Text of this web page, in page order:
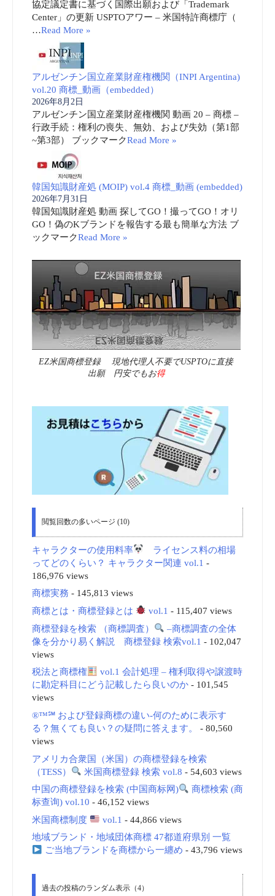
協定議定書に基づく国際出願および「Trademark
Center」の更新 USPTOアワー – 米国特許商標庁（
…Read More »
アルゼンチン国立産業財産権機関（INPI Argentina)
vol.20 商標_動画（embedded）
2026年8月2日
アルゼンチン国立産業財産権機関 動画 20 – 商標 –
行政手続：権利の喪失、無効、および失効（第1部
~第3部） ブックマークRead More »
韓国知識財産処 (MOIP) vol.4 商標_動画 (embedded)
2026年7月31日
韓国知識財産処 動画 探してGO！撮ってGO！オリ
GO！偽のKブランドを報告する最も簡単な方法 ブ
ックマークRead More »
EZ米国商標登録 現地代理人不要でUSPTOに直接
出願 円安でもお得
閲覧回数の多いページ (10)
キャラクターの使用料率
ライセンス料の相場
ってどのくらい？ キャラクター関連 vol.1 -
186,976 views
商標実務 - 145,813 views
商標とは・商標登録とは
vol.1 - 115,407 views
商標登録を検索 （商標調査）
–商標調査の全体
像を分かり易く解説 商標登録 検索vol.1 - 102,047
views
税法と商標権
vol.1 会計処理 – 権利取得や譲渡時
に勘定科目にどう記載したら良いのか- 101,545
views
®™℠ および登録商標の違い-何のために表示す
る？無くても良い？の疑問に答えます。
- 80,560
views
アメリカ合衆国（米国）の商標登録を検索
（TESS）
米国商標登録 検索 vol.8 - 54,603 views
中国の商標登録を検索 (中国商标网)
商標検索 (商
标查询) vol.10 - 46,152 views
米国商標制度
vol.1 - 44,866 views
地域ブランド・地域団体商標 47都道府県別 一覧
ご当地ブランドを商標から一纏め - 43,796 views
過去の投稿のランダム表示（4）